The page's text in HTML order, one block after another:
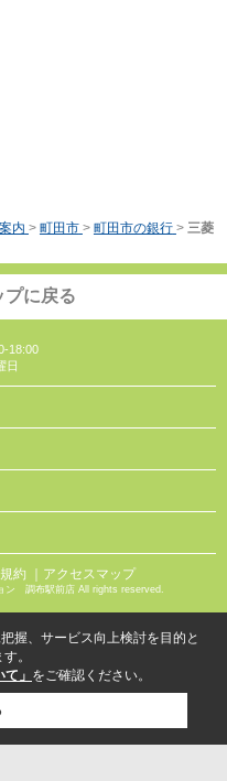
内 > 町田市 > 町田市の銀行 > 三菱
プに戻る
18:00
日
約 ｜アクセスマップ
ン 調布駅前店 All rights reserved.
握、サービス向上検討を目的と
。
」 をご確認ください。